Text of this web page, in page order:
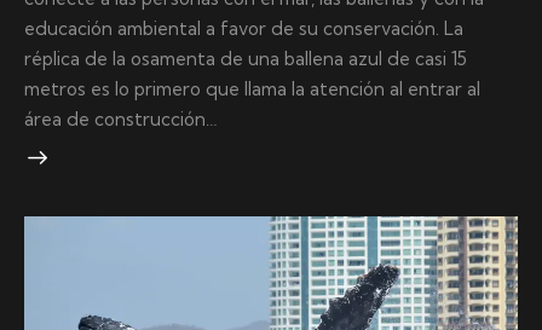
educación ambiental a favor de su conservación. La
réplica de la osamenta de una ballena azul de casi 15
metros es lo primero que llama la atención al entrar al
área de construcción…